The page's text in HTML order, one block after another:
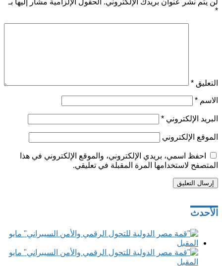
*
التعليق *
الاسم *
البريد الإلكتروني *
الموقع الإلكتروني
احفظ اسمي، بريدي الإلكتروني، والموقع الإلكتروني في هذا
المتصفح لاستخدامها المرة المقبلة في تعليقي.
تصفّح
المقالات
الأحدث